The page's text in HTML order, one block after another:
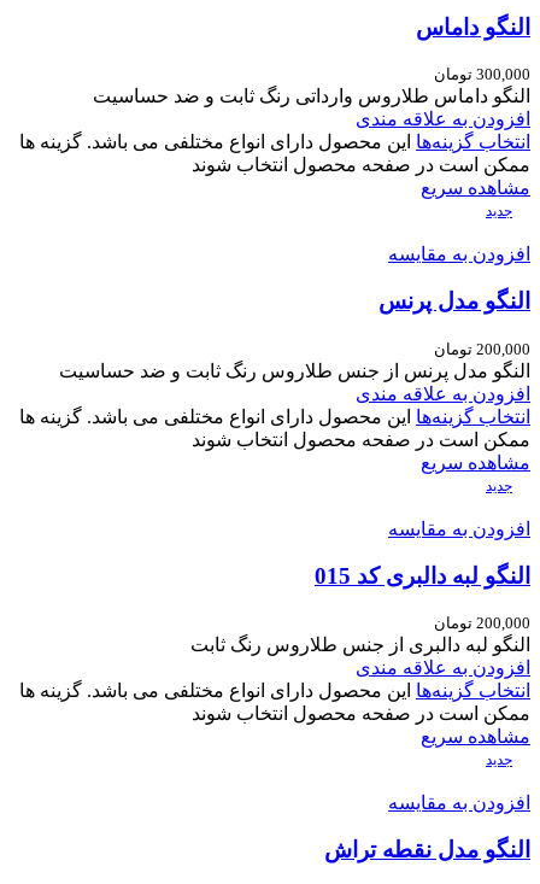
النگو داماس
300,000 تومان
النگو داماس طلاروس وارداتی رنگ ثابت و ضد حساسیت
افزودن به علاقه مندی
انتخاب گزینه‌ها این محصول دارای انواع مختلفی می باشد. گزینه ها
ممکن است در صفحه محصول انتخاب شوند
مشاهده سریع
جدید
افزودن به مقایسه
النگو مدل پرنس
200,000 تومان
النگو مدل پرنس از جنس طلاروس رنگ ثابت و ضد حساسیت
افزودن به علاقه مندی
انتخاب گزینه‌ها این محصول دارای انواع مختلفی می باشد. گزینه ها
ممکن است در صفحه محصول انتخاب شوند
مشاهده سریع
جدید
افزودن به مقایسه
النگو لبه دالبری کد 015
200,000 تومان
النگو لبه دالبری از جنس طلاروس رنگ ثابت
افزودن به علاقه مندی
انتخاب گزینه‌ها این محصول دارای انواع مختلفی می باشد. گزینه ها
ممکن است در صفحه محصول انتخاب شوند
مشاهده سریع
جدید
افزودن به مقایسه
النگو مدل نقطه تراش